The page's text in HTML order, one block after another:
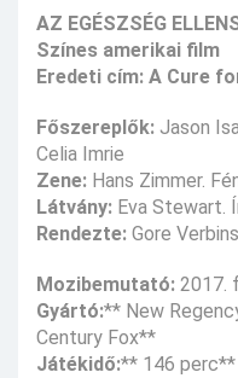
AZ EGÉSZSÉG
Színes amerikai film
Eredeti cím: A Cure
Főszereplők: Jason
Celia Imrie
Zene: Hans Zimmer.
Látvány: Eva Stewart.
Rendezte: Gore
Mozibemutató: 2017.
Gyártó:** New
Century Fox**
Játékidő:** 146 perc**